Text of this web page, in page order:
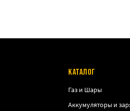
КАТАЛОГ
Газ и Шары
Аккумуляторы и